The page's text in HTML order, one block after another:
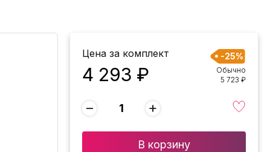
Цена за комплект
4 293 ₽
-25%
Обычно
5 723 ₽
− +
В корзину